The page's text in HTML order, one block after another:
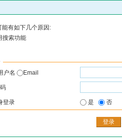
有如下几个原因:
搜索功能
户名
Email
登录 是 否